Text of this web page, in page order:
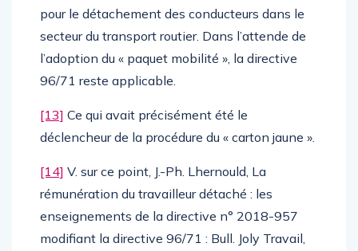
pour le détachement des conducteurs dans le
secteur du transport routier. Dans l’attende de
l’adoption du « paquet mobilité », la directive
96/71 reste applicable.
[13] Ce qui avait précisément été le
déclencheur de la procédure du « carton jaune ».
[14] V. sur ce point, J.-Ph. Lhernould, La
rémunération du travailleur détaché : les
enseignements de la directive n° 2018-957
modifiant la directive 96/71 : Bull. Joly Travail,